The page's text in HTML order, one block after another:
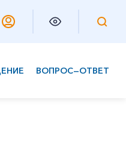
ВОПРОС—ОТВЕТ